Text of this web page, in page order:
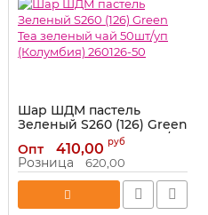
Шар ШДМ пастель
Зеленый S260 (126) Green
Tea зеленый чай 50шт/уп
(Колумбия) 260126-50
Артикул: 260126-50
Опт 410,00 руб
Розница 620,00